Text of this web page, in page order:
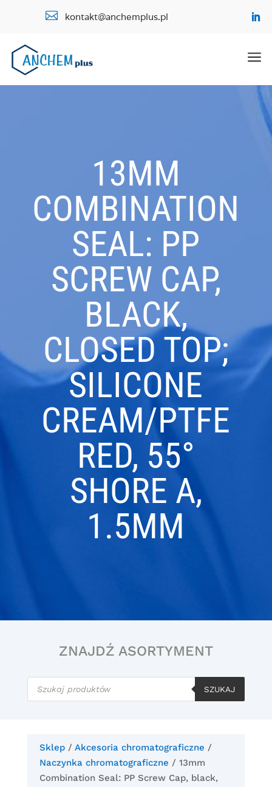
 kontakt@anchemplus.pl
a
13MM
COMBINATION
SEAL: PP
SCREW CAP,
BLACK,
CLOSED TOP;
SILICONE
CREAM/PTFE
RED, 55°
SHORE A,
1.5MM
ZNAJDŹ ASORTYMENT
Wyszukiwarka
produktów
SZUKAJ
Sklep/ Akcesoria chromatograficzne /
Naczynka chromatograficzne / 13mm
Combination Seal: PP Screw Cap, black,